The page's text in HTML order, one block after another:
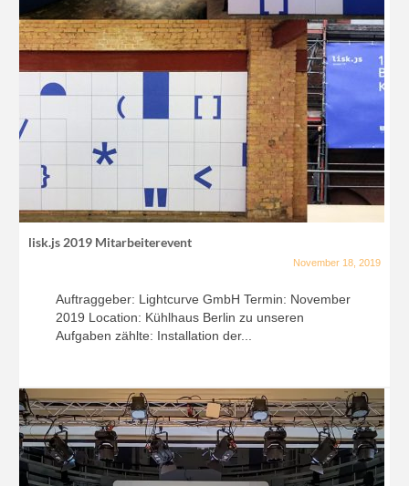
lisk.js 2019 Mitarbeiterevent
November 18, 2019
Auftraggeber: Lightcurve GmbH Termin: November
2019 Location: Kühlhaus Berlin zu unseren
Aufgaben zählte: Installation der...